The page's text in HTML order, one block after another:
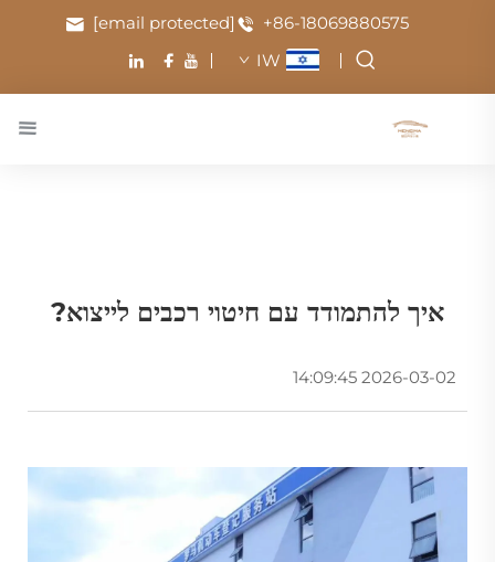
+86-18069880575
[email protected]
IW
איך להתמודד עם חיטוי רכבים לייצוא?
2026-03-02 14:09:45